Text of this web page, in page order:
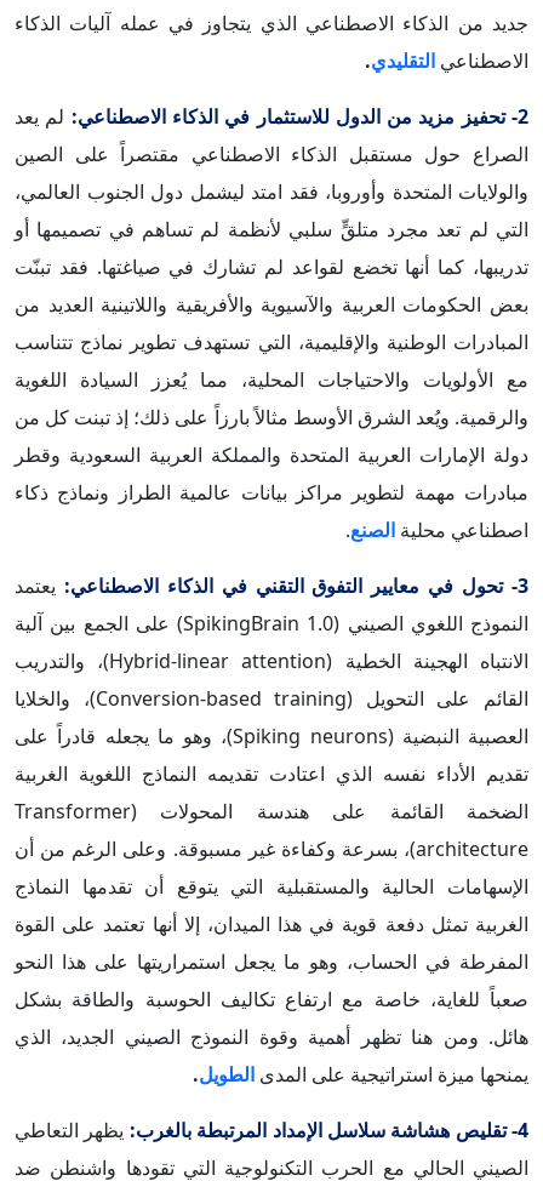
جديد من الذكاء الاصطناعي الذي يتجاوز في عمله آليات الذكاء
الاصطناعي التقليدي.
2- تحفيز مزيد من الدول للاستثمار في الذكاء الاصطناعي:
لم يعد
الصراع حول مستقبل الذكاء الاصطناعي مقتصراً على الصين
والولايات المتحدة وأوروبا، فقد امتد ليشمل دول الجنوب العالمي،
التي لم تعد مجرد متلقٍّ سلبي لأنظمة لم تساهم في تصميمها أو
تدريبها، كما أنها تخضع لقواعد لم تشارك في صياغتها. فقد تبنّت
بعض الحكومات العربية والآسيوية والأفريقية واللاتينية العديد من
المبادرات الوطنية والإقليمية، التي تستهدف تطوير نماذج تتناسب
مع الأولويات والاحتياجات المحلية، مما يُعزز السيادة اللغوية
والرقمية. ويُعد الشرق الأوسط مثالاً بارزاً على ذلك؛ إذ تبنت كل من
دولة الإمارات العربية المتحدة والمملكة العربية السعودية وقطر
مبادرات مهمة لتطوير مراكز بيانات عالمية الطراز ونماذج ذكاء
اصطناعي محلية الصنع.
3- تحول في معايير التفوق التقني في الذكاء الاصطناعي:
يعتمد
النموذج اللغوي الصيني (SpikingBrain 1.0) على الجمع بين آلية
الانتباه الهجينة الخطية (Hybrid-linear attention)، والتدريب
القائم على التحويل (Conversion-based training)، والخلايا
العصبية النبضية (Spiking neurons)، وهو ما يجعله قادراً على
تقديم الأداء نفسه الذي اعتادت تقديمه النماذج اللغوية الغربية
الضخمة القائمة على هندسة المحولات (Transformer
architecture)، بسرعة وكفاءة غير مسبوقة. وعلى الرغم من أن
الإسهامات الحالية والمستقبلية التي يتوقع أن تقدمها النماذج
الغربية تمثل دفعة قوية في هذا الميدان، إلا أنها تعتمد على القوة
المفرطة في الحساب، وهو ما يجعل استمراريتها على هذا النحو
صعباً للغاية، خاصة مع ارتفاع تكاليف الحوسبة والطاقة بشكل
هائل. ومن هنا تظهر أهمية وقوة النموذج الصيني الجديد، الذي
يمنحها ميزة استراتيجية على المدى الطويل.
4- تقليص هشاشة سلاسل الإمداد المرتبطة بالغرب:
يظهر التعاطي
الصيني الحالي مع الحرب التكنولوجية التي تقودها واشنطن ضد